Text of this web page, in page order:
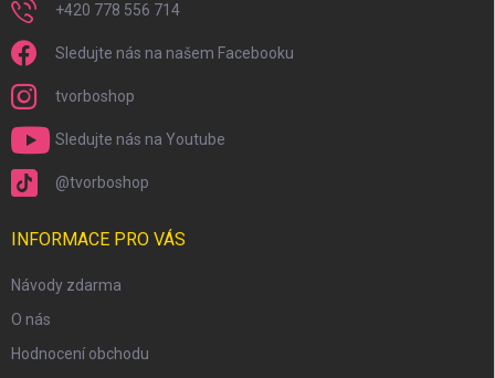
+420 778 556 714
Sledujte nás na našem Facebooku
tvorboshop
Sledujte nás na Youtube
@tvorboshop
INFORMACE PRO VÁS
Návody zdarma
O nás
Hodnocení obchodu